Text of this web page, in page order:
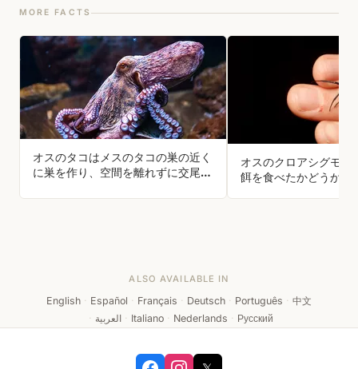
MORE FACTS
オスのタコはメスのタコの巣の近く
に巣を作り、空間を離れずに交尾で
なる。
オスのクロアシグモは
餌を食べたかどうかで
ALSO AVAILABLE IN
English · Español · Français · Deutsch · Português · 中文
· العربية · Italiano · Nederlands · Русский